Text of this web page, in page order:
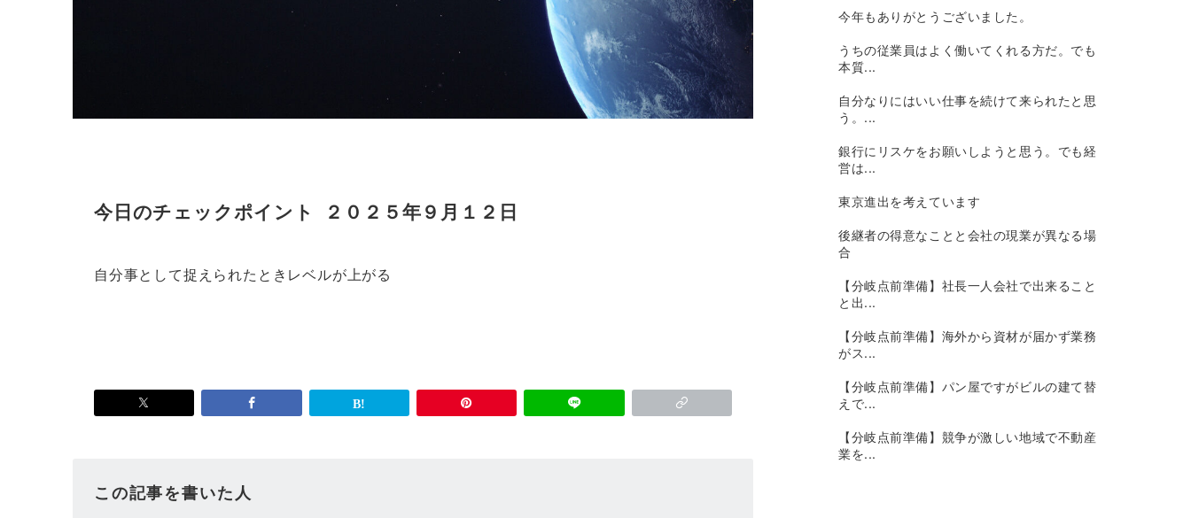
今日のチェックポイント ２０２５年９月１２日
自分事として捉えられたときレベルが上がる
この記事を書いた人
今年もありがとうございました。
うちの従業員はよく働いてくれる方だ。でも
本質...
自分なりにはいい仕事を続けて来られたと思
う。...
銀行にリスケをお願いしようと思う。でも経
営は...
東京進出を考えています
後継者の得意なことと会社の現業が異なる場
合
【分岐点前準備】社長一人会社で出来ること
と出...
【分岐点前準備】海外から資材が届かず業務
がス...
【分岐点前準備】パン屋ですがビルの建て替
えで...
【分岐点前準備】競争が激しい地域で不動産
業を...